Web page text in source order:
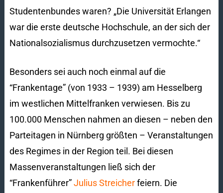
Studentenbundes waren? „Die Universität Erlangen
war die erste deutsche Hochschule, an der sich der
Nationalsozialismus durchzusetzen vermochte.“
Besonders sei auch noch einmal auf die
“Frankentage” (von 1933 – 1939) am Hesselberg
im westlichen Mittelfranken verwiesen. Bis zu
100.000 Menschen nahmen an diesen – neben den
Parteitagen in Nürnberg größten – Veranstaltungen
des Regimes in der Region teil. Bei diesen
Massenveranstaltungen ließ sich der
“Frankenführer”Julius Streicherfeiern. Die